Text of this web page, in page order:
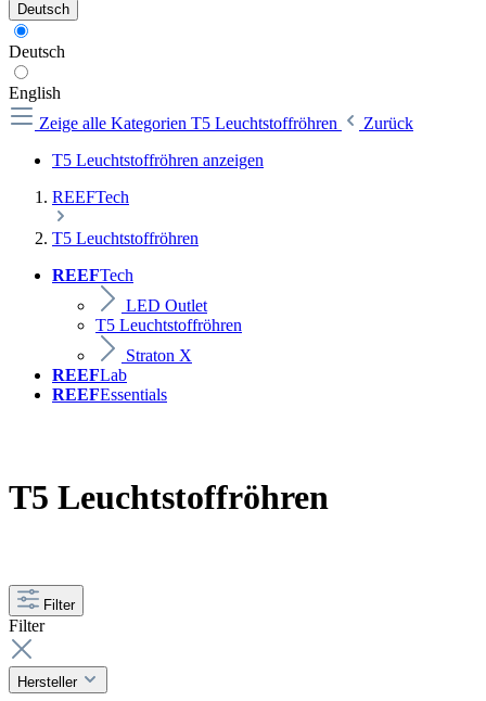
Deutsch
Deutsch
English
Zeige alle Kategorien T5 Leuchtstoffröhren
Zurück
T5 Leuchtstoffröhren anzeigen
REEFTech
T5 Leuchtstoffröhren
REEFTech
LED Outlet
T5 Leuchtstoffröhren
Straton X
REEFLab
REEFEssentials
T5 Leuchtstoffröhren
Filter
Filter
Hersteller